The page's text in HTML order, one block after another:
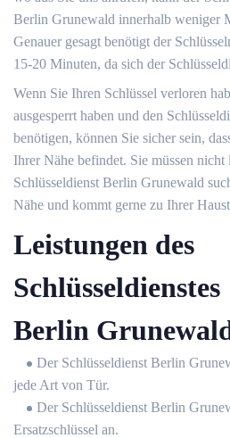
Berlin Grunewald innerhalb weniger
Genauer gesagt benötigt der
15-20 Minuten, da sich der
Wenn Sie Ihren Schlüssel verloren
ausgesperrt haben und den
benötigen, können Sie sicher sein,
Ihrer Nähe befindet. Sie müssen nicht
Schlüsseldienst Berlin Grunewald
Nähe und kommt gerne zu Ihrer
Leistungen des
Schlüsseldienstes
Berlin
Der Schlüsseldienst Berlin
jede Art von Tür.
Der Schlüsseldienst Berlin
Ersatzschlüssel an.